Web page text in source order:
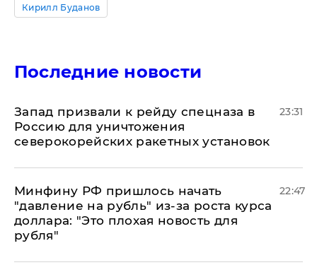
Кирилл Буданов
Последние новости
Запад призвали к рейду спецназа в
Россию для уничтожения
северокорейских ракетных установок
23:31
Минфину РФ пришлось начать
"давление на рубль" из-за роста курса
доллара: "Это плохая новость для
рубля"
22:47